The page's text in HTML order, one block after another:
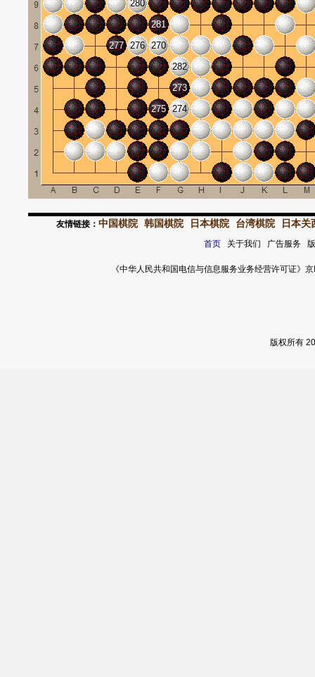
270
273
274
275
276
277
280
281
282
友情链接： 中国棋院 韩国棋院 日本棋院 台湾棋院 日本关
首页关于我们 广告服务
《中华人民共和国电信与信息服务业务经营许可证
版权所有